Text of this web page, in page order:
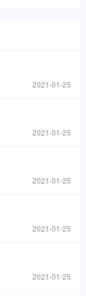
2021-01-25
2021-01-25
2021-01-25
2021-01-25
2021-01-25